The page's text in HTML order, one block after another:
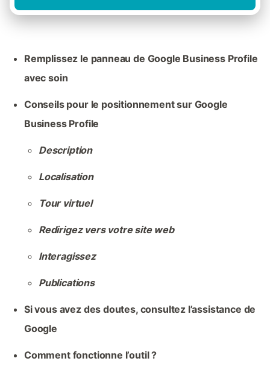
Remplissez le panneau de Google Business Profile
avec soin
Conseils pour le positionnement sur Google
Business Profile
Description
Localisation
Tour virtuel
Redirigez vers votre site web
Interagissez
Publications
Si vous avez des doutes, consultez l’assistance de
Google
Comment fonctionne l’outil ?